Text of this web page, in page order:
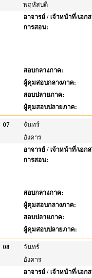
พฤหัสบดี
อาจารย์ / เจ้าหน้าที่/เอก
การสอน:
สอบกลางภาค:
ผู้คุมสอบกลางภาค:
สอบปลายภาค:
ผู้คุมสอบปลายภาค:
07
จันทร์
อังคาร
อาจารย์ / เจ้าหน้าที่/เอก
การสอน:
สอบกลางภาค:
ผู้คุมสอบกลางภาค:
สอบปลายภาค:
ผู้คุมสอบปลายภาค:
08
จันทร์
อังคาร
อาจารย์ / เจ้าหน้าที่/เอก